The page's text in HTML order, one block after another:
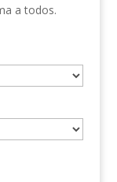
a todos.